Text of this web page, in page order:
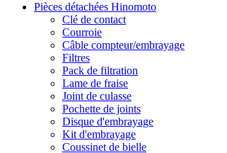
Pièces détachées Hinomoto
Clé de contact
Courroie
Câble compteur/embrayage
Filtres
Pack de filtration
Lame de fraise
Joint de culasse
Pochette de joints
Disque d'embrayage
Kit d'embrayage
Coussinet de bielle